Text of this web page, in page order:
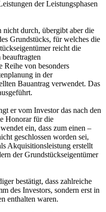
der Leistungsphasen
durch, übergibt aber die
Grundstücks, für welches die
reicht die
Reihe von besonders
in der
Bauantrag verwendet. Das
er vom Investor das nach den
Honorar für die
ein, dass zum einen –
geschlossen worden sei,
Akquisitionsleistung erstellt
der Grundstückseigentümer
bestätigt, dass zahlreiche
des Investors, sondern erst in
enthalten waren.